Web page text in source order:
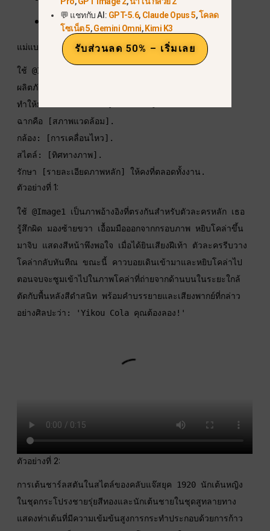
ภาพยนตร์สั้นสองภาพ
แม่แบบ:
ใช้ @Image1 เป็นภาพอ้างอิงที่ตรงกันสำหรับ [หัวข้อ/
ผลิตภัณฑ์/โลโก้].
ทำให้มันเคลื่อนไหวด้วย [การกระทำ].
ฉากคือ [สภาพแวดล้อม].
กล้อง: [การเคลื่อนไหว].
สไตล์: [ทิศทางภาพ].
รักษา [รายละเอียดภาพหลัก] ให้คงที่ตลอดทั้งงาน.
ตัวอย่างที่ 1:
ใช้ @Image1 เป็นภาพอ้างอิงที่ตรงกันสำหรับตัวละครหลัก เธอ
รู้สึกผิด มองซ้ายขวา เอื้อมมือออกจากกรอบภาพ หยิบโคล่าขึ้น
มาจิบ แสดงสีหน้าพึงพอใจ เมื่อได้ยินเสียงฝีเท้า ตัวละครรีบวาง
โคล่ากลับทันทีณ ขณะนี้ คาวบอยเดินเข้ามาและหยิบโคล่าไป
ตอนจบจะซูมเข้าไปในภาพโคล่าที่ถ่ายจากด้านบนในระยะใกล้
ตัดกับพื้นหลังสีดำสนิท พร้อมคำบรรยายและเสียงพากย์ที่กล่าว
อย่างศิลปะว่า: 'Yikou Cola คุณต้องลอง!'
ตัวอย่างที่ 2:
การเต้นชาร์ลสตันในสไตล์ของคลับแจ๊สยุค 1920 นักเต้นหญิง
ในชุดกระโปรงชายรุ่ยสีทองและนักเต้นชายในชุดสูทลายทาง
แสดงท่าเต้นที่มีความเข้มข้นสูงการกระทำประกอบด้วยการก้าว
💬 แชทกับ AI: GPT-5.6, Claude Opus 5,โคลด
โซเน็ต 5,Gemini Omni,Kimi K3
รับส่วนลด 50% – เริ่มเลย